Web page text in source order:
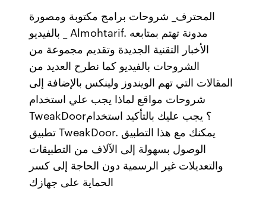
المحترف_ شروحات برامج مكتوبة ومصورة
بالفيديو _ Almohtarif. مدونة تهتم بمتابعه
الأخبار التقنية الجديدة وتقديم مجموعة من
الشروحات بالفيديو كما نطرح العديد من
المقالات التي تهم الويندوز ولينكس بالإضافة إلى
شروحات مواقع لماذا يجب علي استخدام
TweakDoor؟ يجب عليك بالتأكيد استخدام
تطبيق TweakDoor. يمكنك مع هذا التطبيق
الوصول بسهولة إلى الآلاف من التطبيقات
والتعديلات غير الرسمية دون الحاجة إلى كسر
الحماية على جهازك